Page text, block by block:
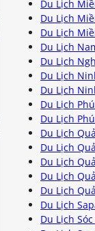
Du Lịch
Du Lịch
Du Lịch
Du Lịch
Du Lịch
Du Lịch
Du Lịch
Du Lịch
Du Lịch
Du Lịch
Du Lịch
Du Lịch
Du Lịch
Du Lịch
Du Lịch
Du Lịch